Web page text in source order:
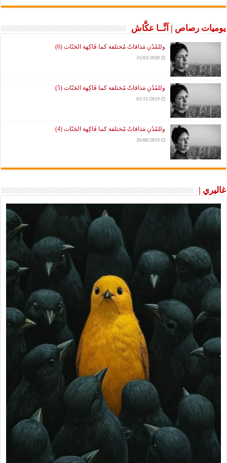
يوميات رصاص | آنَّــا عكَّاش
وللمُدُنِ مَذاقاتٌ مُختلفة كما فَاكِهة الجَنّات (6)
31/03/2020
وللمُدُنِ مَذاقاتٌ مُختلفة كما فَاكِهة الجَنّات (5)
03/11/2019
وللمُدُنِ مَذاقاتٌ مُختلفة كما فَاكِهة الجَنّات (4)
26/08/2019
غاليري |